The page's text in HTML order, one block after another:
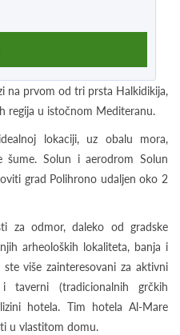
na prvom od tri prsta Halkidikija,
regija u istočnom Mediteranu.
lokaciji, uz obalu mora,
Solun i aerodrom Solun
grad Polihrono udaljen oko 2
za odmor, daleko od gradske
arheoloških lokaliteta, banja i
više zainteresovani za aktivni
(tradicionalnih grčkih
hotela. Tim hotela Al-Mare
u vlastitom domu.